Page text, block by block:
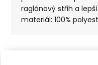
raglánový střih a
materiál: 100%